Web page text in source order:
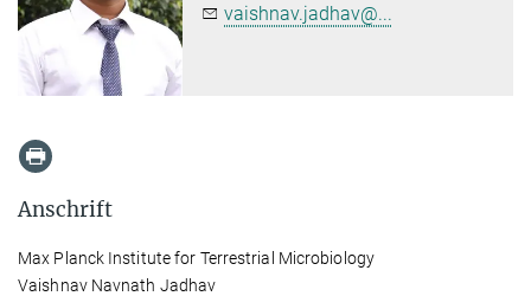
vaishnav.jadhav@...
Anschrift
Max Planck Institute for Terrestrial Microbiology
Vaishnav Navnath Jadhav